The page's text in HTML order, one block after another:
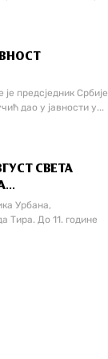
је предсједник Србије
дао у јавности у...
СВЕТА
Урбана,
Тира. До 11. године